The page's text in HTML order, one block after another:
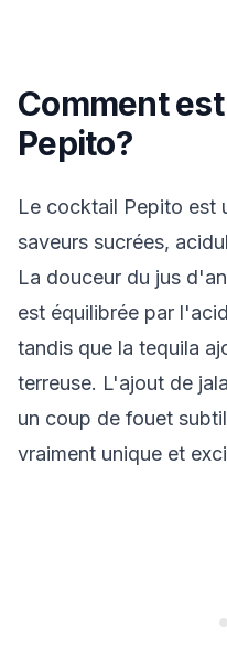
Comment
Pepito?
Le cocktail Pepito est
saveurs sucrées,
La douceur du jus
est équilibrée par
tandis que la tequila
terreuse. L'ajout de
un coup de fouet
vraiment unique et